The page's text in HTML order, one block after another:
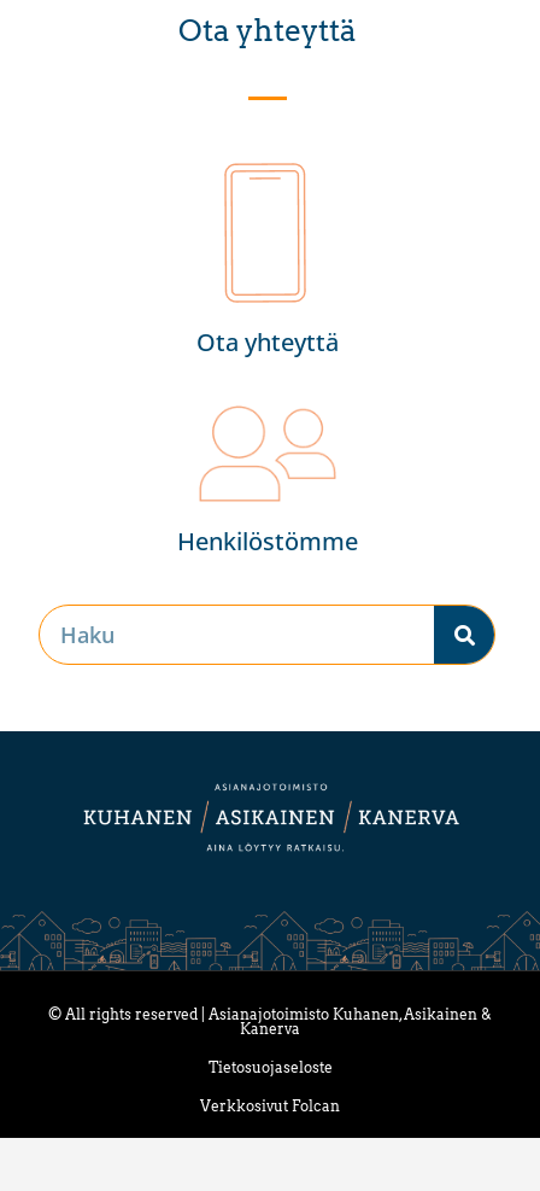
Ota yhteyttä
Ota yhteyttä
Henkilöstömme
© All rights reserved | Asianajotoimisto Kuhanen, Asikainen &
Kanerva
Tietosuojaseloste
Verkkosivut Folcan